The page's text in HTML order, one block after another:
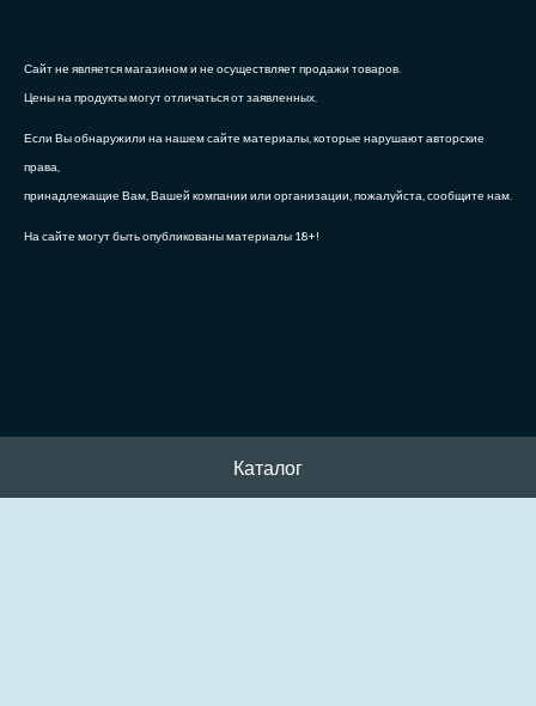
Сайт не является магазином и не осуществляет продажи товаров.
Цены на продукты могут отличаться от заявленных.
Если Вы обнаружили на нашем сайте материалы, которые нарушают авторские
права,
принадлежащие Вам, Вашей компании или организации, пожалуйста, сообщите нам.
На сайте могут быть опубликованы материалы 18+!
Каталог